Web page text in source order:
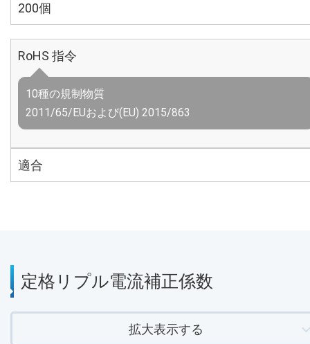
200個
RoHS 指令
10種の規制物質
2011/65/EUおよび(EU) 2015/863
適合
定格リプル電流補正係数
拡大表示する